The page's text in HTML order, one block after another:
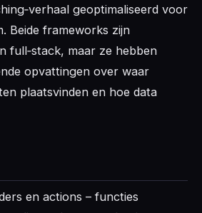
geoptimaliseerd voor
Beide frameworks zijn
full‑stack, maar ze hebben
opvattingen over waar
plaatsvinden en hoe data
en actions – functies